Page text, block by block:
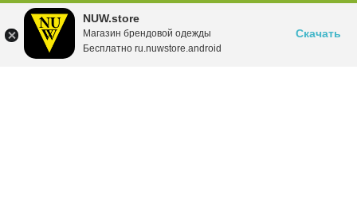
NUW.store
Магазин брендовой одежды
Бесплатно ru.nuwstore.android
Скачать